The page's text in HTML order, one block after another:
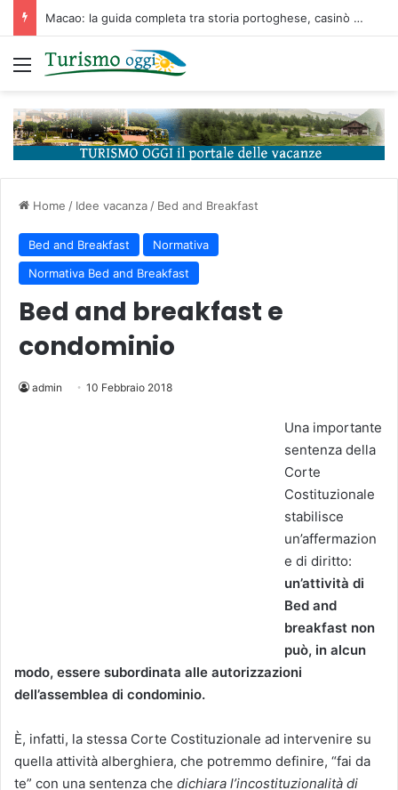
Macao: la guida completa tra storia portoghese, casinò futuristici e cucina unica d’Asia
Menu
Home / Idee vacanza / Bed and Breakfast
Bed and Breakfast
Normativa
Normativa Bed and Breakfast
Bed and breakfast e
condominio
admin 10 Febbraio 2018
Una importante
sentenza della
Corte
Costituzionale
stabilisce
un’affermazion
e di diritto:
un’attività di
Bed and
breakfast non
può, in alcun
modo, essere subordinata alle autorizzazioni
dell’assemblea di condominio.
È, infatti, la stessa Corte Costituzionale ad intervenire su
quella attività alberghiera, che potremmo definire, “fai da
te” con una sentenza che dichiara l’incostituzionalità di